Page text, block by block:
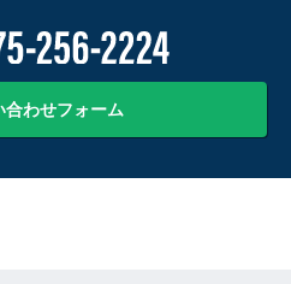
合わせフォーム